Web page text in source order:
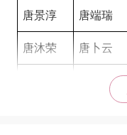
唐景淳 唐端瑞
唐沐荣 唐卜云
唐秋谨